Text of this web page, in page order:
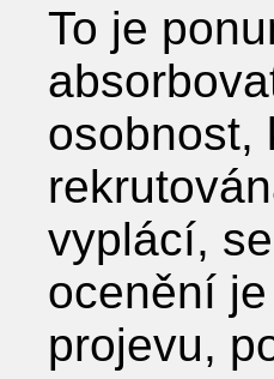
To je
osobnost,
vyplácí,
ocenění
projevu,